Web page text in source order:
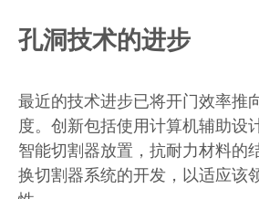
孔洞技术的进步
最近的技术进步已将开门效率推
度。创新包括使用计算机辅助设
智能切割器放置，抗耐力材料的
换切割器系统的开发，以适应该